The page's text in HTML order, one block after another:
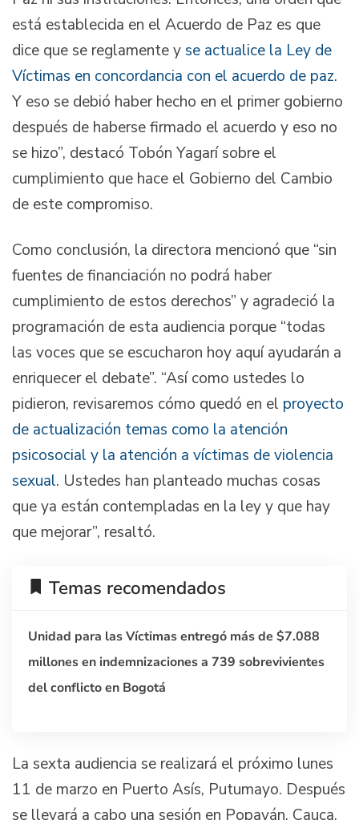
está establecida en el Acuerdo de Paz es que
dice que se reglamente yse actualice la Ley de
Víctimas en concordancia con el acuerdo de paz.
Y eso se debió haber hecho en el primer gobierno
después de haberse firmado el acuerdo y eso no
se hizo”, destacó Tobón Yagarí sobre el
cumplimiento que hace el Gobierno del Cambio
de este compromiso.
Como conclusión, la directora mencionó que “sin
fuentes de financiación no podrá haber
cumplimiento de estos derechos” y agradeció la
programación de esta audiencia porque “todas
las voces que se escucharon hoy aquí ayudarán a
enriquecer el debate”. “Así como ustedes lo
pidieron, revisaremos cómo quedó en el proyecto
de actualización temas como la atención
psicosocial y la atención a víctimas de violencia
sexual. Ustedes han planteado muchas cosas
que ya están contempladas en la ley y que hay
que mejorar”, resaltó.
Temas recomendados
Unidad para las Víctimas entregó más de $7.088
millones en indemnizaciones a 739 sobrevivientes
del conflicto en Bogotá
La sexta audiencia se realizará el próximo lunes
11 de marzo en Puerto Asís, Putumayo. Después
se llevará a cabo una sesión en Popayán, Cauca,